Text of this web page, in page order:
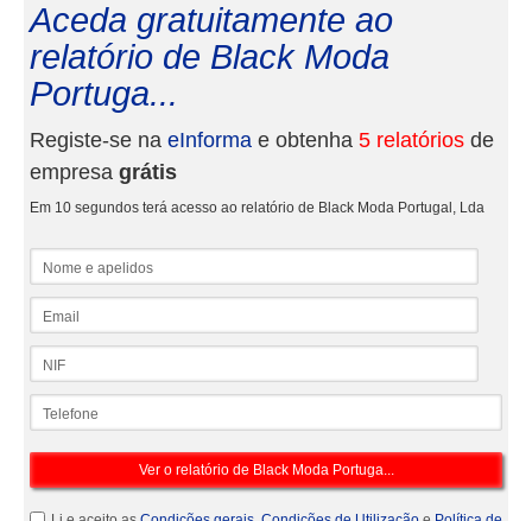
Aceda gratuitamente ao
relatório de Black Moda
Portuga...
Registe-se na eInforma e obtenha 5 relatórios de
empresa grátis
Em 10 segundos terá acesso ao relatório de Black Moda Portugal, Lda